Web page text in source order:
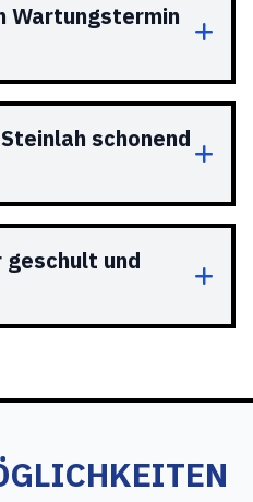
Wartungstermin
schonend
geschult und